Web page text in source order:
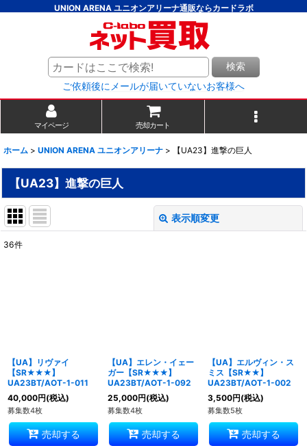
UNION ARENA ユニオンアリーナ通販ならカードラボ
検索
ご依頼後にメールが届いていないお客様へ
マイページ 売却カート
ホーム > UNION ARENA ユニオンアリーナ > 【UA23】進撃の巨人
【UA23】進撃の巨人
表示順変更
36件
【UA】リヴァイ
【SR★★★】
UA23BT/AOT-1-011
40,000円(税込)
募集数4枚
売却する
【UA】エレン・イェー
ガー【SR★★★】
UA23BT/AOT-1-092
25,000円(税込)
募集数4枚
売却する
【UA】エルヴィン・ス
ミス【SR★★】
UA23BT/AOT-1-002
3,500円(税込)
募集数5枚
売却する